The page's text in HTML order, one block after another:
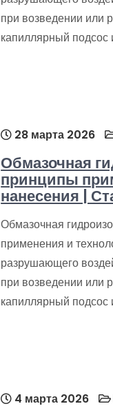
при возведении или
капиллярный подсос
28 марта 2026
Обмазочная
принципы
нанесения |
Обмазочная
применения и
разрушающего
при возведении или
капиллярный подсос
4 марта 2026